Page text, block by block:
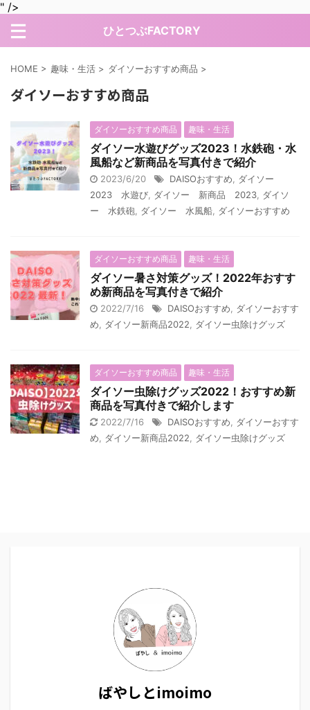
" />
ひとつぶFACTORY
HOME > 趣味・生活 > ダイソーおすすめ商品 >
ダイソーおすすめ商品
ダイソーおすすめ商品 趣味・生活
ダイソー水遊びグッズ2023！水鉄砲・水
風船など新商品を写真付きで紹介
2023/6/20 DAISOおすすめ
ダイソー
2023 水遊び ダイソー 新商品 2023 ダイソ
ー 水鉄砲
ダイソー 水風船 ダイソーおすすめ
ダイソーおすすめ商品 趣味・生活
ダイソー暑さ対策グッズ！2022年おすす
め新商品を写真付きで紹介
2022/7/16 DAISOおすすめ
ダイソーおすす
め
ダイソー新商品2022 ダイソー虫除けグッズ
ダイソーおすすめ商品 趣味・生活
ダイソー虫除けグッズ2022！おすすめ新
商品を写真付きで紹介します
2022/7/16 DAISOおすすめ
ダイソーおすす
め
ダイソー新商品2022 ダイソー虫除けグッズ
ばやしとimoimo